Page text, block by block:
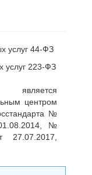
центром
№
№